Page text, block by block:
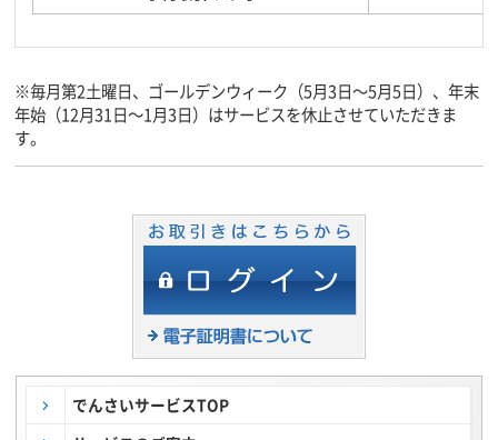
でんさいサービスTOP
※毎月第2土曜日、ゴールデンウィーク（5月3日～5月5日）、年末
年始（12月31日～1月3日）はサービスを休止させていただきま
す。